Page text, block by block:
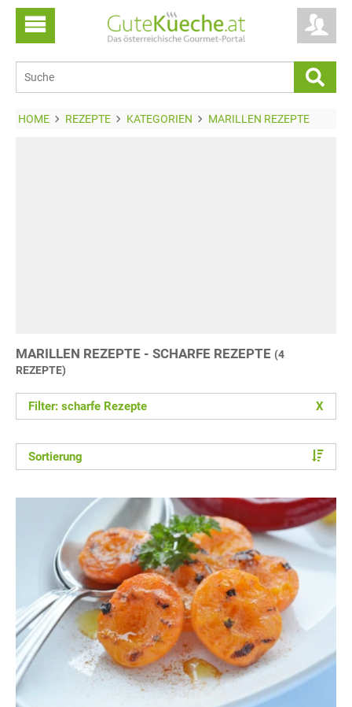
HOME REZEPTE KATEGORIEN MARILLEN REZEPTE
MARILLEN REZEPTE - SCHARFE REZEPTE (4
REZEPTE)
Filter: scharfe Rezepte X
Sortierung